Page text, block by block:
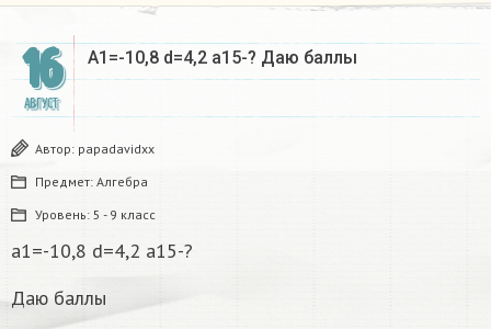
16
АВГУСТ
A1=-10,8 d=4,2 a15-? Даю баллы
Автор: papadavidxx
Предмет: Алгебра
Уровень: 5 - 9 класс
a1=-10,8 d=4,2 a15-?
Даю баллы